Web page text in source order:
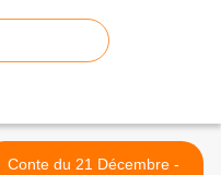
Conte du 21 Décembre -